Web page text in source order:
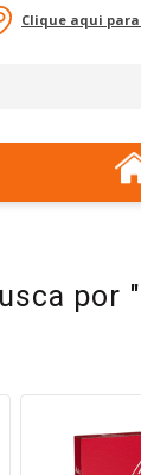
Clique aqui para